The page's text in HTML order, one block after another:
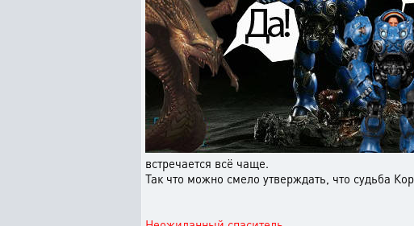
встречается всё чаще.
Так что можно смело утверждать, что судьба